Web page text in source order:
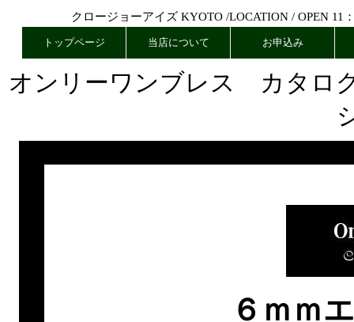
クロージョーアイズ KYOTO /LOCATION/ OPEN 11
トップページ 当店について お申込み
オンリーワンブレス カタロ
６ｍｍ